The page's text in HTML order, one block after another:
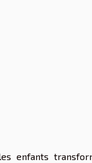
enfants